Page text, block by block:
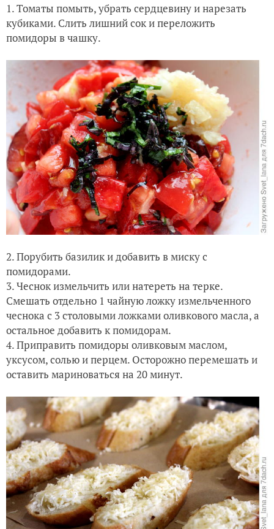
1. Томаты помыть, убрать сердцевину и нарезать
кубиками. Слить лишний сок и переложить
помидоры в чашку.
2. Порубить базилик и добавить в миску с
помидорами.
3. Чеснок измельчить или натереть на терке.
Смешать отдельно 1 чайную ложку измельченного
чеснока с 3 столовыми ложками оливкового масла, а
остальное добавить к помидорам.
4. Приправить помидоры оливковым маслом,
уксусом, солью и перцем. Осторожно перемешать и
оставить мариноваться на 20 минут.